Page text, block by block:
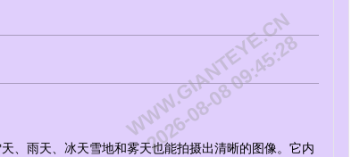
、雨天、冰天雪地和雾天也能拍摄出清晰的图像。它内
WWW.GIANTEYE.CN
2026-08-08 09:45:28